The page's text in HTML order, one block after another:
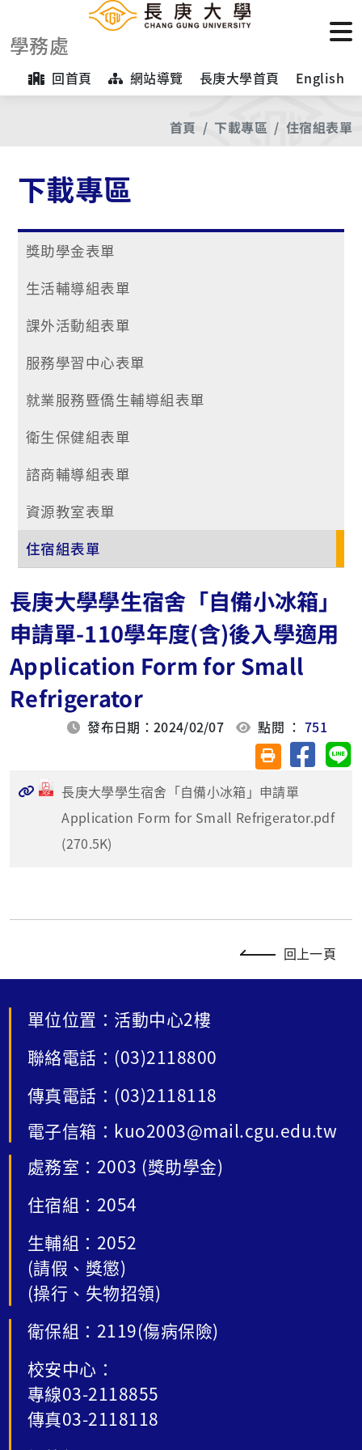
學務處
回首頁 網站導覽 長庚大學首頁 English
首頁 下載專區 住宿組表單
下載專區
獎助學金表單
生活輔導組表單
課外活動組表單
服務學習中心表單
就業服務暨僑生輔導組表單
衛生保健組表單
諮商輔導組表單
資源教室表單
住宿組表單
長庚大學學生宿舍「自備小冰箱」
申請單-110學年度(含)後入學適用
Application Form for Small
Refrigerator
發布日期：2024/02/07 點閱 ：751
友善列印(另開視
分享至
長庚大學學生宿舍「自備小冰箱」申請單
Application Form for Small Refrigerator.pdf
(270.5K)
回上一頁
單位位置：活動中心2樓
聯絡電話：(03)2118800
傳真電話：(03)2118118
電子信箱：kuo2003@mail.cgu.edu.tw
處務室：2003 (獎助學金)
住宿組：2054
生輔組：2052
(請假、獎懲)
(操行、失物招領)
衛保組：2119(傷病保險)
校安中心：
專線03-2118855
傳真03-2118118